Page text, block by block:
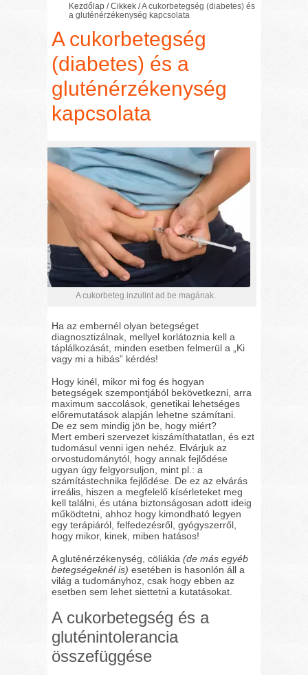
Kezdőlap /Cikkek /A cukorbetegség (diabetes) és
a gluténérzékenység kapcsolata
A cukorbetegség
(diabetes) és a
gluténérzékenység
kapcsolata
A cukorbeteg inzulint ad be magának.
Ha az embernél olyan betegséget
diagnosztizálnak, mellyel korlátoznia kell a
táplálkozását, minden esetben felmerül a „Ki
vagy mi a hibás” kérdés!
Hogy kinél, mikor mi fog és hogyan
betegségek szempontjából bekövetkezni, arra
maximum saccolások, genetikai lehetséges
előremutatások alapján lehetne számítani.
De ez sem mindig jön be, hogy miért?
Mert emberi szervezet kiszámíthatatlan, és ezt
tudomásul venni igen nehéz. Elvárjuk az
orvostudománytól, hogy annak fejlődése
ugyan úgy felgyorsuljon, mint pl.: a
számítástechnika fejlődése. De ez az elvárás
irreális, hiszen a megfelelő kísérleteket meg
kell találni, és utána biztonságosan adott ideig
működtetni, ahhoz hogy kimondható legyen
egy terápiáról, felfedezésről, gyógyszerről,
hogy mikor, kinek, miben hatásos!
A gluténérzékenység, cöliákia(de más egyéb
betegségeknél is) esetében is hasonlón áll a
világ a tudományhoz, csak hogy ebben az
esetben sem lehet siettetni a kutatásokat.
A cukorbetegség és a
gluténintolerancia
összefüggése